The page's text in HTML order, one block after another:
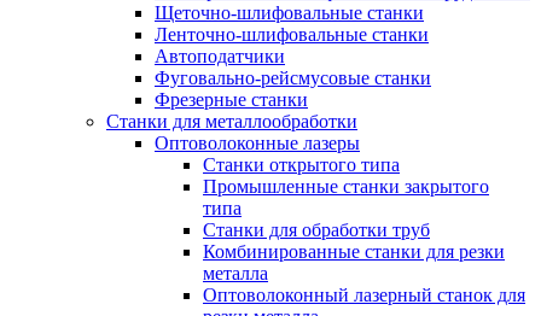
Щеточно-шлифовальные станки
Ленточно-шлифовальные станки
Автоподатчики
Фуговально-рейсмусовые станки
Фрезерные станки
Станки для металлообработки
Оптоволоконные лазеры
Станки открытого типа
Промышленные станки закрытого
типа
Станки для обработки труб
Комбинированные станки для резки
металла
Оптоволоконный лазерный станок для